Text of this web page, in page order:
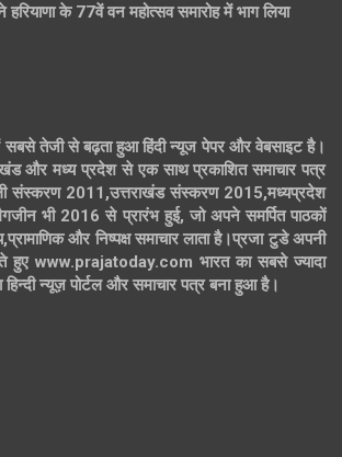
के 77वें वन महोत्सव समारोह में भाग लिया
तेजी से बढ़ता हुआ हिंदी न्यूज पेपर और वेबसाइट है।
और मध्य प्रदेश से एक साथ प्रकाशित समाचार पत्र
संस्करण 2011,उत्तराखंड संस्करण 2015,मध्यप्रदेश
भी 2016 से प्रारंभ हुई, जो अपने समर्पित पाठकों
और निष्पक्ष समाचार लाता है।प्रजा टुडे अपनी
हुए www.prajatoday.com भारत का सबसे ज्यादा
न्यूज़ पोर्टल और समाचार पत्र बना हुआ है।